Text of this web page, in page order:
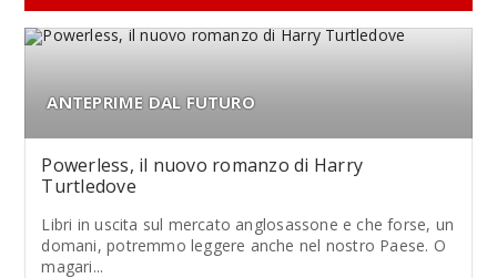
ANTEPRIME DAL FUTURO
Powerless, il nuovo romanzo di Harry
Turtledove
Libri in uscita sul mercato anglosassone e che forse, un
domani, potremmo leggere anche nel nostro Paese. O
magari...